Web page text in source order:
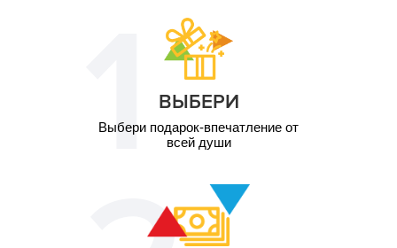
ВЫБЕРИ
Выбери подарок-впечатление от
всей души